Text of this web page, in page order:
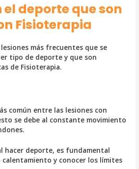
el deporte que son
Fisioterapia
más frecuentes que se
tipo de deporte y que son
de Fisioterapia.
común entre las lesiones con
se debe al constante movimiento
hacer deporte, es fundamental
calentamiento y conocer los límites